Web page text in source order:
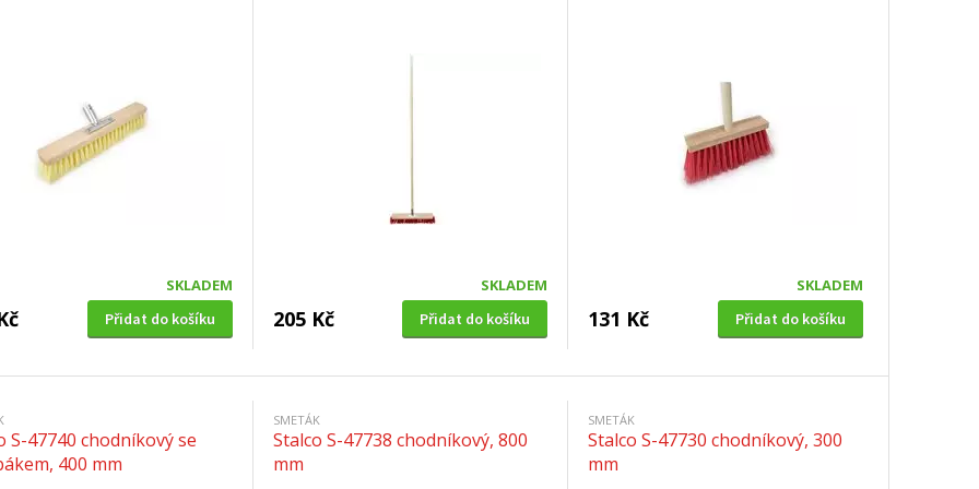
SKLADEM
Přidat do košíku
SKLADEM
205 Kč Přidat do košíku
SKLADEM
131 Kč Přidat do košíku
S-47740 chodníkový se
400 mm
SMETÁK
Stalco S-47738 chodníkový, 800
mm
SMETÁK
Stalco S-47730 chodníkový, 300
mm